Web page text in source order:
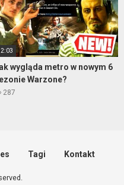
wygląda metro w nowym 6
Warzone?
287
Tagi Kontakt